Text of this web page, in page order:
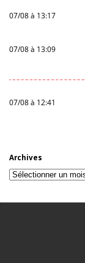
07/08 à 13:17
07/08 à 13:09
07/08 à 12:41
Archives
Archives